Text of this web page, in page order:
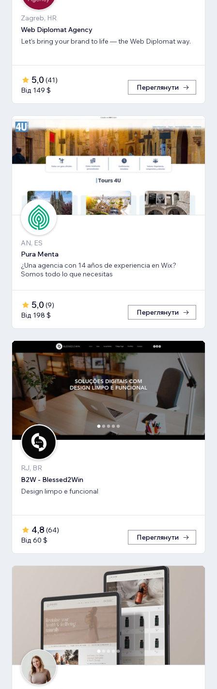
Zagreb, HR
Web Diplomat Agency
Let’s bring your brand to life — the Web Diplomat way.
5,0 (41)
Від 149 $
Переглянути
AN, ES
Pura Menta
¿Una agencia con 14 años de experiencia en Wix?
Somos todo lo que necesitas
5,0 (9)
Від 198 $
Переглянути
RJ, BR
B2W - Blessed2Win
Design limpo e funcional
4,8 (64)
Від 60 $
Переглянути